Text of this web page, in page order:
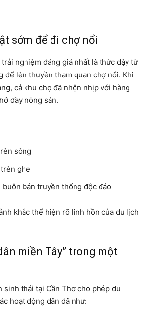
sớm để đi chợ nổi
nghiệm đáng giá nhất là thức dậy từ
để lên thuyền tham quan chợ nổi. Khi
cả khu chợ đã nhộn nhịp với hàng
đầy nông sản.
sông
ghe
buôn bán truyền thống độc đáo
khắc thể hiện rõ linh hồn của du lịch
miền Tây” trong một
sinh thái tại Cần Thơ cho phép du
hoạt động dân dã như: